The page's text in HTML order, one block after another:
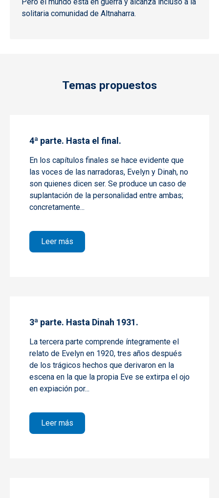
solitaria comunidad de Altnaharra.
Temas propuestos
4ª parte. Hasta el final.
En los capítulos finales se hace evidente que
las voces de las narradoras, Evelyn y Dinah, no
son quienes dicen ser. Se produce un caso de
suplantación de la personalidad entre ambas;
concretamente...
Leer más
3ª parte. Hasta Dinah 1931.
La tercera parte comprende íntegramente el
relato de Evelyn en 1920, tres años después
de los trágicos hechos que derivaron en la
escena en la que la propia Eve se extirpa el ojo
en expiación por...
Leer más